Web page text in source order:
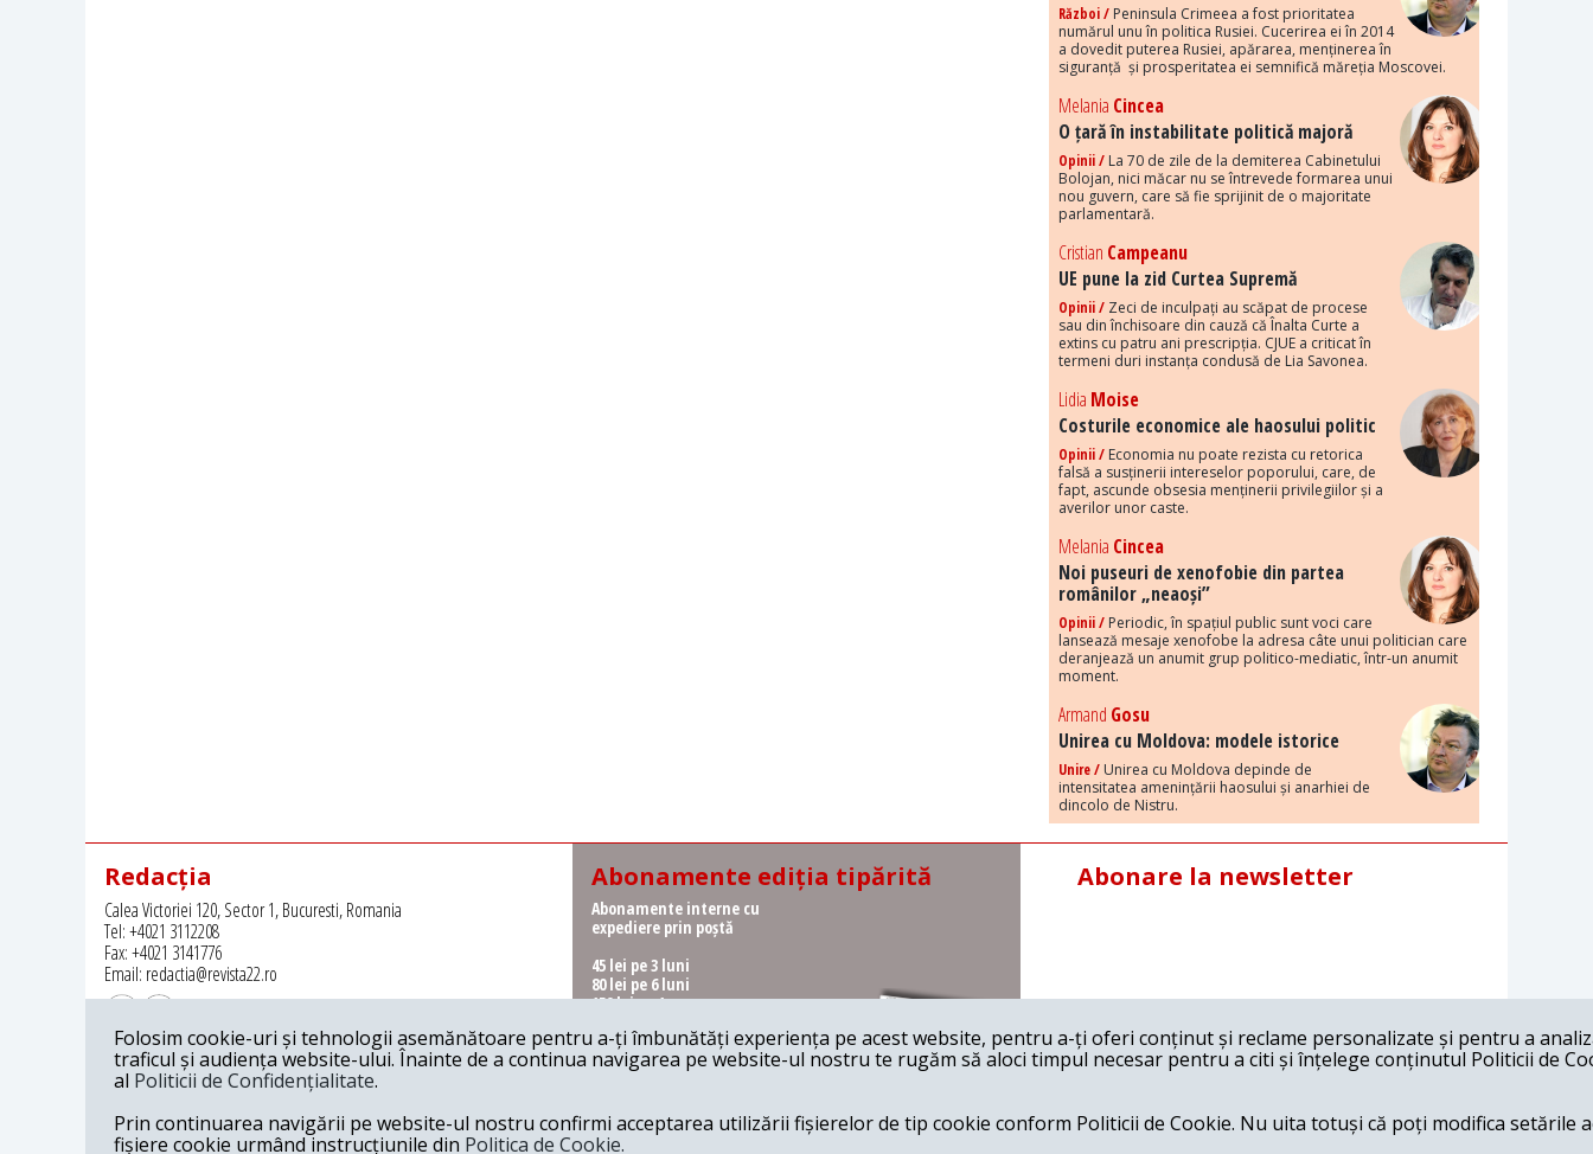
Război / Peninsula Crimeea a fost prioritatea
numărul unu în politica Rusiei. Cucerirea ei în 2014
a dovedit puterea Rusiei, apărarea, menținerea în
siguranță și prosperitatea ei semnifică măreția Moscovei.
Melania Cincea
O țară în instabilitate politică majoră
Opinii / La 70 de zile de la demiterea Cabinetului
Bolojan, nici măcar nu se întrevede formarea unui
nou guvern, care să fie sprijinit de o majoritate
parlamentară.
Cristian Campeanu
UE pune la zid Curtea Supremă
Opinii / Zeci de inculpați au scăpat de procese
sau din închisoare din cauză că Înalta Curte a
extins cu patru ani prescripția. CJUE a criticat în
termeni duri instanța condusă de Lia Savonea.
Lidia Moise
Costurile economice ale haosului politic
Opinii / Economia nu poate rezista cu retorica
falsă a susținerii intereselor poporului, care, de
fapt, ascunde obsesia menținerii privilegiilor și a
averilor unor caste.
Melania Cincea
Noi puseuri de xenofobie din partea
românilor „neaoși”
Opinii / Periodic, în spațiul public sunt voci care
lansează mesaje xenofobe la adresa câte unui politician care
deranjează un anumit grup politico-mediatic, într-un anumit
moment.
Armand Gosu
Unirea cu Moldova: modele istorice
Unire / Unirea cu Moldova depinde de
intensitatea amenințării haosului și anarhiei de
dincolo de Nistru.
Redacția
Calea Victoriei 120, Sector 1, Bucuresti, Romania
Tel: +4021 3112208
Fax: +4021 3141776
Email: redactia@revista22.ro
Revista 22 este editata de
Abonamente ediția tipărită
Abonamente interne cu
expediere prin poștă
45 lei pe 3 luni
80 lei pe 6 luni
150 lei pe 1 an
Abonamente interne cu
ridicare de la redacție
62 lei pe 6 luni
115 lei pe 1 an
Abonare la newsletter
Folosim cookie-uri și tehnologii asemănătoare pentru a-ți îmbunătăți experiența pe acest website, pentru a-ți oferi conținut și reclame personalizate și pentru a
traficul și audiența website-ului. Înainte de a continua navigarea pe website-ul nostru te rugăm să aloci timpul necesar pentru a citi și înțelege conținutul Politicii de
al Politicii de Confidențialitate.
Prin continuarea navigării pe website-ul nostru confirmi acceptarea utilizării fișierelor de tip cookie conform Politicii de Cookie. Nu uita totuși că poți modifica setările
fișiere cookie urmând instrucțiunile din Politica de Cookie.